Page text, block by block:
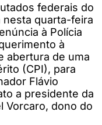
federais do
nesta quarta-feira
à Polícia
à
abertura de uma
(CPI), para
Flávio
a presidente da
Vorcaro, dono do